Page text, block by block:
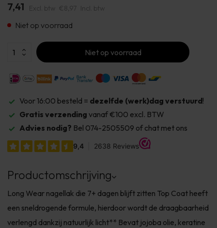
7,41 Excl. btw €8,97 Incl. btw
Niet op voorraad
Niet op voorraad
Voor 16:00 besteld = dezelfde (werk)dag verstuurd!
Gratis verzending vanaf €100 excl. BTW
Advies nodig? Bel 074-2505509 of chat met ons
Productomschrijving
Long Wear nagellak die 7+ dagen blijft zitten Top Coat heeft
een sneldrogende formule, hierdoor wordt de draagbaarheid
verlengd dankzij natuurlijk licht** Bevat jojoba olie, keratine